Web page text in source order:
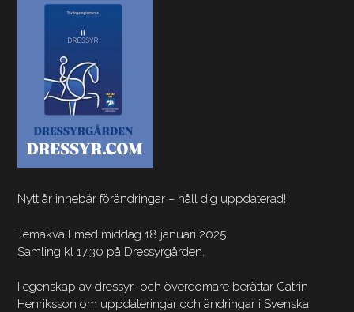
Nytt år innebär förändringar – håll dig uppdaterad!
Temakväll med middag 18 januari 2025.
Samling kl 17.30 på Dressyrgården.
I egenskap av dressyr- och överdomare berättar Catrin
Henriksson om uppdateringar och ändringar i Svenska